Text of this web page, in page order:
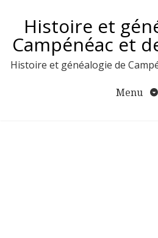
contenuHistoire et
Campénéac et
Histoire et généalogie de
Menu